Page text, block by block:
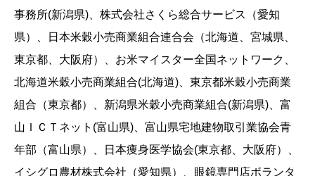
事務所(新潟県)、株式会社さくら総合サービス（愛知
県）、日本米穀小売商業組合連合会（北海道、宮城県、
東京都、大阪府）、お米マイスター全国ネットワーク、
北海道米穀小売商業組合(北海道)、東京都米穀小売商業
組合（東京都）、新潟県米穀小売商業組合(新潟県)、富
山ＩＣＴネット(富山県)、富山県宅地建物取引業協会青
年部（富山県）、日本痩身医学協会(東京都、大阪府）、
イシグロ農材株式会社（愛知県）、眼鏡専門店ボランタ